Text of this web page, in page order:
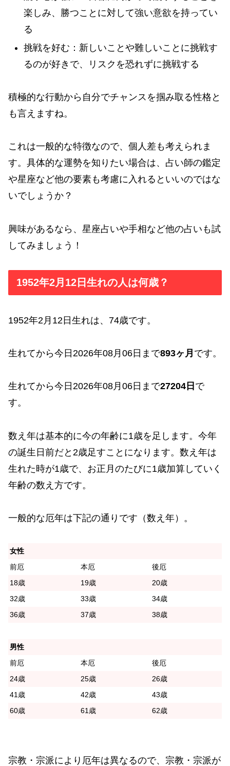
楽しみ、勝つことに対して強い意欲を持ってい
る
挑戦を好む：新しいことや難しいことに挑戦す
るのが好きで、リスクを恐れずに挑戦する
積極的な行動から自分でチャンスを掴み取る性格と
も言えますね。
これは一般的な特徴なので、個人差も考えられま
す。具体的な運勢を知りたい場合は、占い師の鑑定
や星座など他の要素も考慮に入れるといいのではな
いでしょうか？
興味があるなら、星座占いや手相など他の占いも試
してみましょう！
1952年2月12日生れの人は何歳？
1952年2月12日生れは、74歳です。
生れてから今日2026年08月06日まで893ヶ月 です。
生れてから今日2026年08月06日まで27204日 で
す。
数え年は基本的に今の年齢に1歳を足します。今年
の誕生日前だと2歳足すことになります。数え年は
生れた時が1歳で、お正月のたびに1歳加算していく
年齢の数え方です。
一般的な厄年は下記の通りです（数え年）。
女性
前厄
本厄
後厄
18歳
19歳
20歳
32歳
33歳
34歳
36歳
37歳 38歳
男性
前厄
本厄
後厄
24歳
25歳
26歳
41歳
42歳
43歳
60歳
61歳 62歳
宗教・宗派により厄年は異なるので、宗教・宗派が